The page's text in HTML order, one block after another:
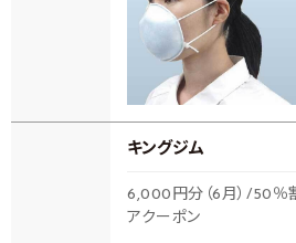
キングジム
6,000円分（6月）/50％
アクーポン